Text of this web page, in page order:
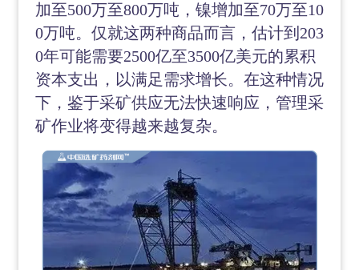
加至500万至800万吨，镍增加至70万至10
0万吨。仅就这两种商品而言，估计到203
0年可能需要2500亿至3500亿美元的累积
资本支出，以满足需求增长。在这种情况
下，鉴于采矿供应无法快速响应，管理采
矿作业将变得越来越复杂。